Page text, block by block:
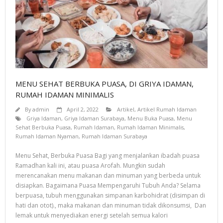
Proyek Kami
- GUNUNG ANYAR EMAS
- GRAHA JUANDA
- TROPODO INDAH
- RUMAH TERJUAL
- MEDOKAN AYU V
- MEDOKAN AYU VI
- MEDOKAN SAWAH TIMUR I/5 RUNGKUT SURABAYA
Hubungi
MENU SEHAT BERBUKA PUASA, DI GRIYA IDAMAN,
RUMAH IDAMAN MINIMALIS
Byadmin April 2, 2022 Artikel, Artikel Rumah Idaman
Griya Idaman, Griya Idaman Surabaya, Menu Buka Puasa, Menu
Sehat Berbuka Puasa, Rumah Idaman, Rumah Idaman Minimalis,
Rumah Idaman Nyaman, Rumah Idaman Surabaya
Menu Sehat, Berbuka Puasa Bagi yang menjalankan ibadah puasa
Ramadhan kali ini, atau puasa Arofah. Mungkin sudah
merencanakan menu makanan dan minuman yang berbeda untuk
disiapkan. Bagaimana Puasa Mempengaruhi Tubuh Anda? Selama
berpuasa, tubuh menggunakan simpanan karbohidrat (disimpan di
hati dan otot)., maka makanan dan minuman tidak dikonsumsi, Dan
lemak untuk menyediakan energi setelah semua kalori